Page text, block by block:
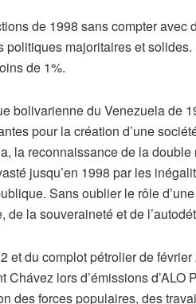
de 1998 sans compter
majoritaires et
de 1%.
bolivarienne du Venezuela de
pour la création d’une
la reconnaissance de la
jusqu’en 1998 par les
Sans oublier le rôle
de la souveraineté et de
et du complot pétrolier de
lors d’émissions
des forces populaires, des